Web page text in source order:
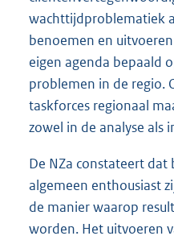
wachttijdproblematiek
benoemen en
eigen agenda bepaald
problemen in de regio.
taskforces regionaal
zowel in de analyse als
De NZa constateert
algemeen enthousiast
de manier waarop
worden. Het uitvoeren